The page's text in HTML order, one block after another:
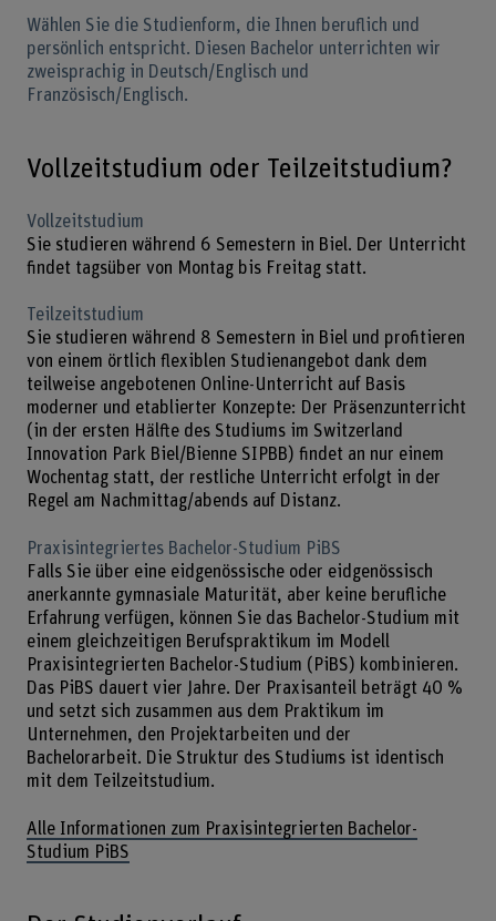
Wählen Sie die Studienform, die Ihnen beruflich und
persönlich entspricht. Diesen Bachelor unterrichten wir
zweisprachig in Deutsch/Englisch und
Französisch/Englisch.
Vollzeitstudium oder Teilzeitstudium?
Vollzeitstudium
Sie studieren während 6 Semestern in Biel. Der Unterricht
findet tagsüber von Montag bis Freitag statt.
Teilzeitstudium
Sie studieren während 8 Semestern in Biel und profitieren
von einem örtlich flexiblen Studienangebot dank dem
teilweise angebotenen Online-Unterricht auf Basis
moderner und etablierter Konzepte: Der Präsenzunterricht
(in der ersten Hälfte des Studiums im Switzerland
Innovation Park Biel/Bienne SIPBB) findet an nur einem
Wochentag statt, der restliche Unterricht erfolgt in der
Regel am Nachmittag/abends auf Distanz.
Praxisintegriertes Bachelor-Studium PiBS
Falls Sie über eine eidgenössische oder eidgenössisch
anerkannte gymnasiale Maturität, aber keine berufliche
Erfahrung verfügen, können Sie das Bachelor-Studium mit
einem gleichzeitigen Berufspraktikum im Modell
Praxisintegrierten Bachelor-Studium (PiBS) kombinieren.
Das PiBS dauert vier Jahre. Der Praxisanteil beträgt 40 %
und setzt sich zusammen aus dem Praktikum im
Unternehmen, den Projektarbeiten und der
Bachelorarbeit. Die Struktur des Studiums ist identisch
mit dem Teilzeitstudium.
Alle Informationen zum Praxisintegrierten Bachelor-
Studium PiBS